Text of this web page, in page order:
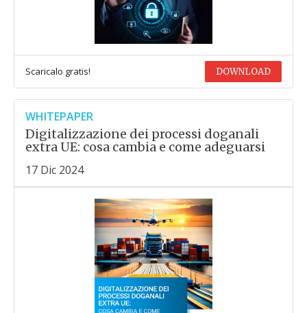
Scaricalo gratis! DOWNLOAD
WHITEPAPER
Digitalizzazione dei processi doganali
extra UE: cosa cambia e come adeguarsi
17 Dic 2024